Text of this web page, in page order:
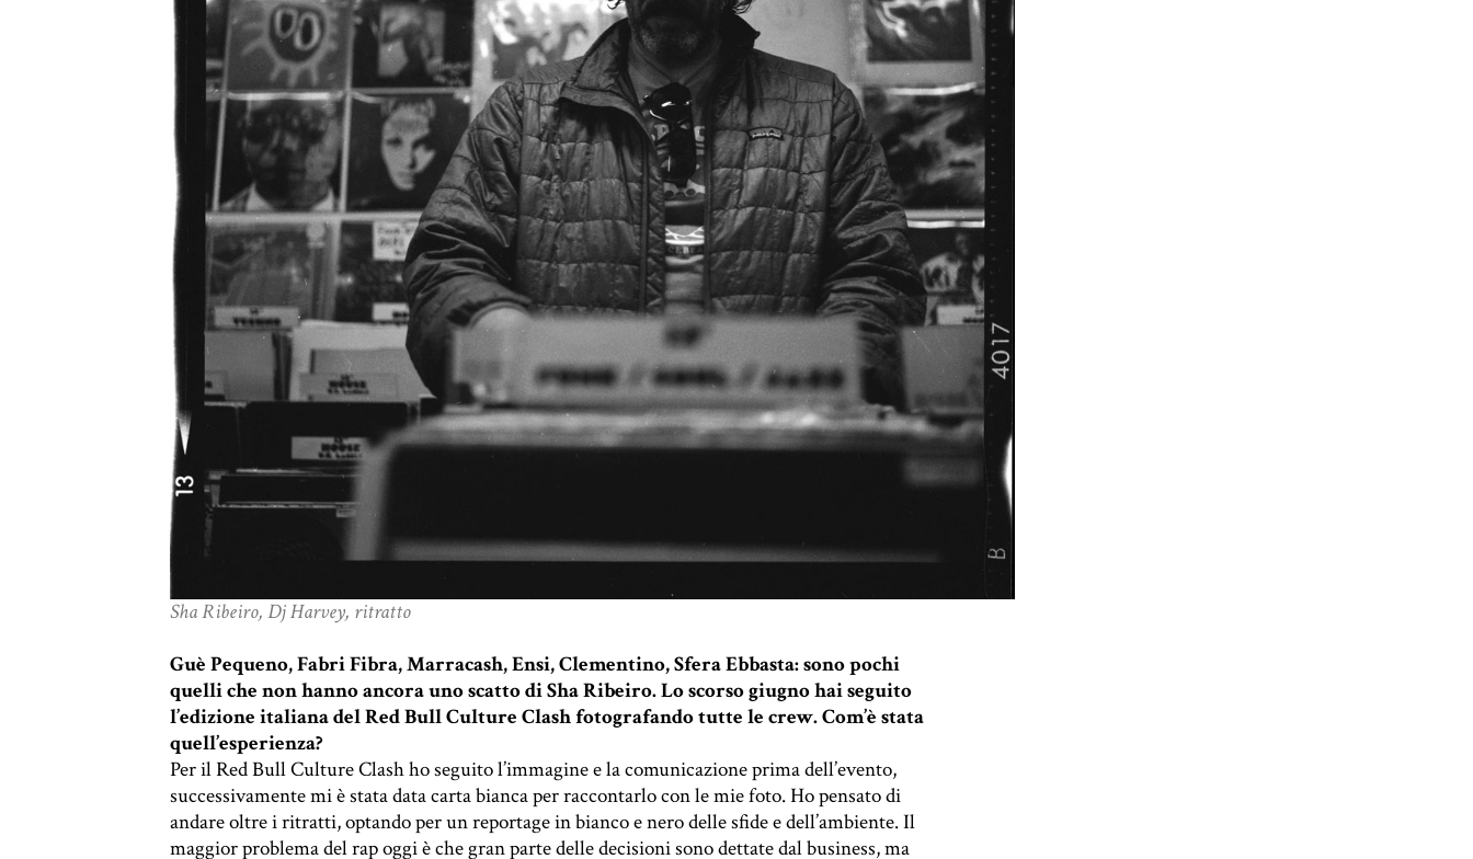
Sha Ribeiro, Dj Harvey, ritratto
Guè Pequeno, Fabri Fibra, Marracash, Ensi, Clementino, Sfera Ebbasta: sono pochi
quelli che non hanno ancora uno scatto di Sha Ribeiro. Lo scorso giugno hai seguito
l’edizione italiana del Red Bull Culture Clash fotografando tutte le crew. Com’è stata
quell’esperienza?
Per il Red Bull Culture Clash ho seguito l’immagine e la comunicazione prima dell’evento,
successivamente mi è stata data carta bianca per raccontarlo con le mie foto. Ho pensato di
andare oltre i ritratti, optando per un reportage in bianco e nero delle sfide e dell’ambiente. Il
maggior problema del rap oggi è che gran parte delle decisioni sono dettate dal business, ma